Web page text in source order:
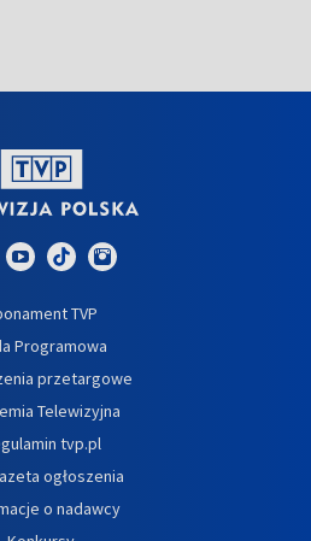
TVP
Programowa
przetargowe
Telewizyjna
tvp.pl
ogłoszenia
o nadawcy